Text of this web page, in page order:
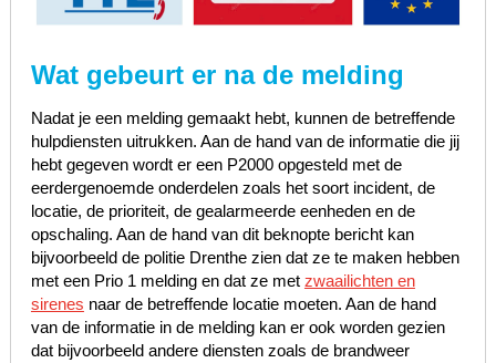
Wat gebeurt er na de melding
Nadat je een melding gemaakt hebt, kunnen de betreffende
hulpdiensten uitrukken. Aan de hand van de informatie die jij
hebt gegeven wordt er een P2000 opgesteld met de
eerdergenoemde onderdelen zoals het soort incident, de
locatie, de prioriteit, de gealarmeerde eenheden en de
opschaling. Aan de hand van dit beknopte bericht kan
bijvoorbeeld de politie Drenthe zien dat ze te maken hebben
met een Prio 1 melding en dat ze met zwaailichten en
sirenes naar de betreffende locatie moeten. Aan de hand
van de informatie in de melding kan er ook worden gezien
dat bijvoorbeeld andere diensten zoals de brandweer